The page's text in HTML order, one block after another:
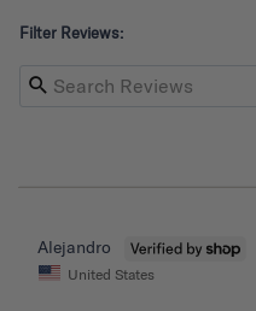
Filter Reviews:
Alejandro
United States